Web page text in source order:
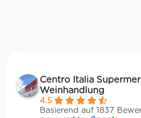
Centro Italia
Weinhandlung
4.5
Basierend auf 1837